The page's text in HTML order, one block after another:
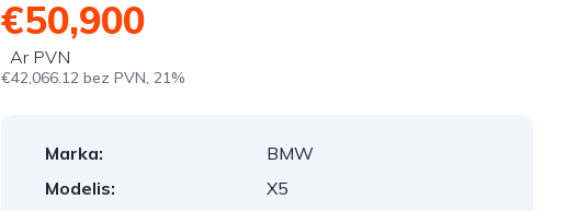
€50,900
Ar PVN
€42,066.12 bez PVN, 21%
Marka:
BMW
Modelis:
X5